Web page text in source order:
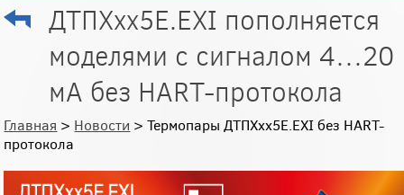
ДТПХхх5Е.EXI пополняется
моделями с сигналом 4…20
мА без HART-протокола
Главная > Новости > Термопары ДТПХхх5Е.EXI без HART-
протокола